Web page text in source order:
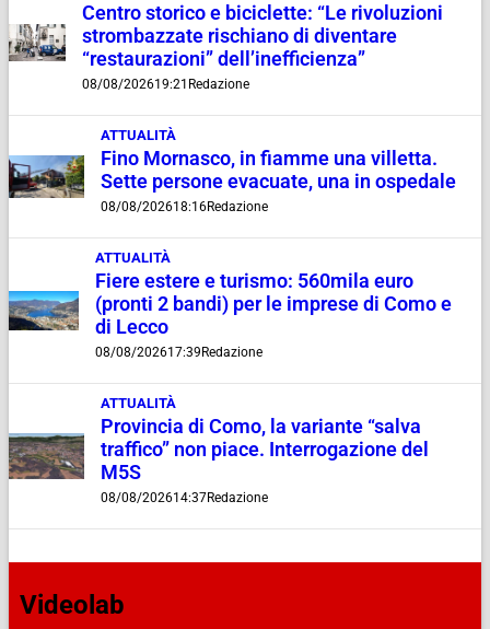
Centro storico e biciclette: “Le rivoluzioni
strombazzate rischiano di diventare
“restaurazioni” dell’inefficienza”
08/08/202619:21 Redazione
ATTUALITÀ
Fino Mornasco, in fiamme una villetta.
Sette persone evacuate, una in ospedale
08/08/202618:16Redazione
ATTUALITÀ
Fiere estere e turismo: 560mila euro
(pronti 2 bandi) per le imprese di Como e
di Lecco
08/08/202617:39 Redazione
ATTUALITÀ
Provincia di Como, la variante “salva
traffico” non piace. Interrogazione del
M5S
08/08/202614:37Redazione
Videolab